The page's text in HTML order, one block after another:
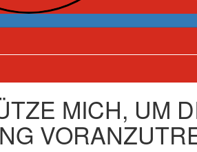
MICH, UM